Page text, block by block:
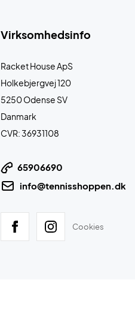
Virksomhedsinfo
Racket House ApS
Holkebjergvej 120
5250 Odense SV
Danmark
CVR: 36931108
65906690
info@tennisshoppen.dk
Cookies